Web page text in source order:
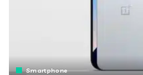
Smartphone